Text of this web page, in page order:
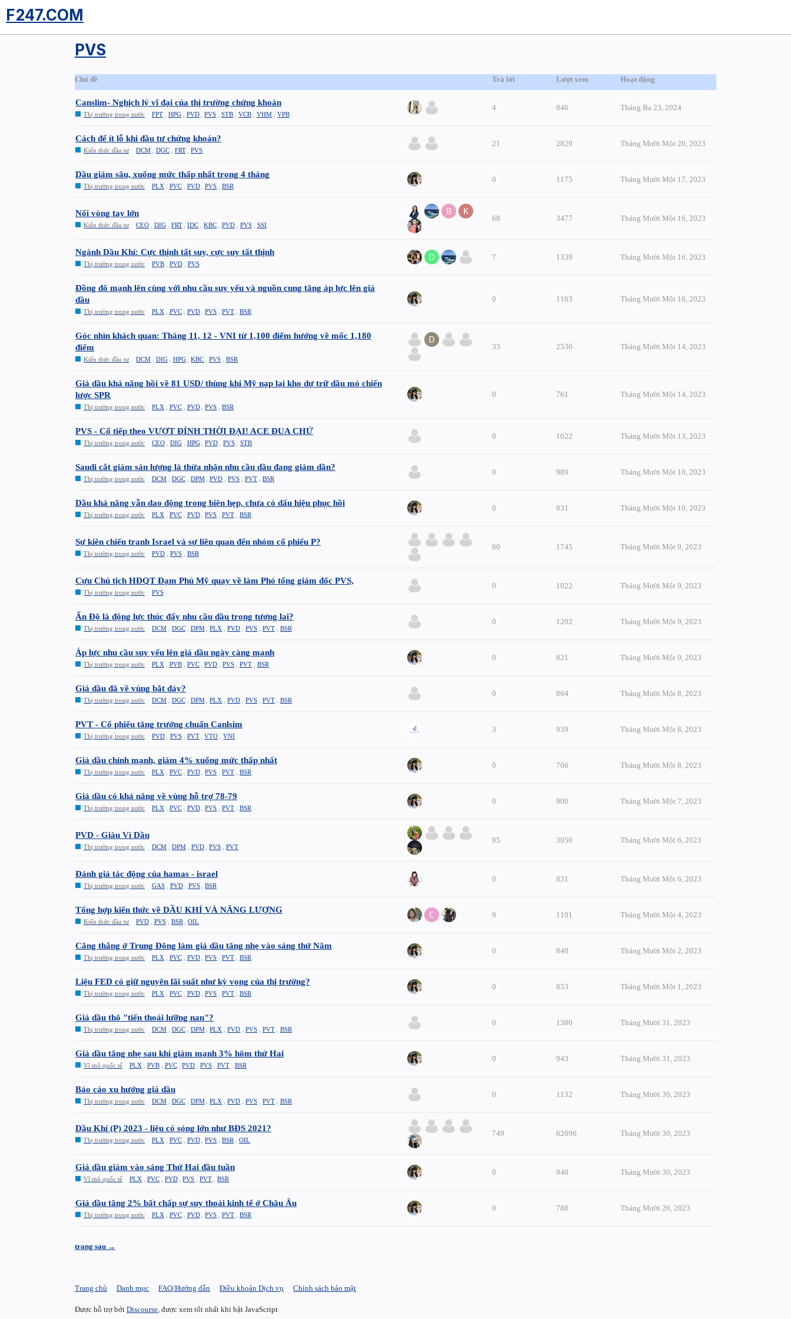
F247.COM
PVS
Chủ đề Trả lời Lượt xem Hoạt động
Canslim- Nghịch lý vĩ đại của thị trường chứng khoán
Thị trường trong nước FPT HPG PVD ,PVS ,STB ,VCB VHM VPB
4 846 Tháng Ba 23, 2024
Cách để ít lỗ khi đầu tư chứng khoán?
Kiến thức đầu tư DCM DGC FRT ,PVS
21 2829 Tháng Mười Một 20, 2023
Dầu giảm sâu, xuống mức thấp nhất trong 4 tháng
Thị trường trong nước PLX PVC PVD ,PVS ,BSR
0 1175 Tháng Mười Một 17, 2023
Nối vòng tay lớn
Kiến thức đầu tư CEO DIG FRT ,IDC ,KBC ,PVD PVS SSI
68 3477 Tháng Mười Một 16, 2023
Ngành Dầu Khí: Cực thịnh tất suy, cực suy tất thịnh
Thị trường trong nước PVB PVD PVS
7 1339 Tháng Mười Một 16, 2023
Đồng đô mạnh lên cùng với nhu cầu suy yếu và nguồn cung tăng áp lực lên giá
dầu
Thị trường trong nước PLX PVC PVD ,PVS ,PVT ,BSR
0 1163 Tháng Mười Một 16, 2023
Góc nhìn khách quan: Tháng 11, 12 - VNI từ 1,100 điểm hướng về mốc 1,180
điểm
Kiến thức đầu tư DCM DIG HPG ,KBC ,PVS ,BSR
33 2530 Tháng Mười Một 14, 2023
Giá dầu khả năng hồi về 81 USD/ thùng khi Mỹ nạp lại kho dự trữ dầu mỏ chiến
lược SPR
Thị trường trong nước PLX PVC PVD ,PVS ,BSR
0 761 Tháng Mười Một 14, 2023
PVS - Cổ tiếp theo VƯỢT ĐỈNH THỜI ĐẠI! ACE ĐUA CHỨ
Thị trường trong nước CEO DIG HPG ,PVD ,PVS ,STB
0 1022 Tháng Mười Một 13, 2023
Saudi cắt giảm sản lượng là thừa nhận nhu cầu dầu đang giảm dần?
Thị trường trong nước DCM DGC DPM ,PVD ,PVS ,PVT BSR
0 989 Tháng Mười Một 10, 2023
Dầu khả năng vẫn dao động trong biên hẹp, chưa có dấu hiệu phục hồi
Thị trường trong nước PLX PVC PVD ,PVS ,PVT ,BSR
0 831 Tháng Mười Một 10, 2023
Sự kiên chiến tranh Israel và sự liên quan đến nhóm cổ phiếu P?
Thị trường trong nước PVD PVS BSR
60 1745 Tháng Mười Một 9, 2023
Cựu Chủ tịch HĐQT Đạm Phú Mỹ quay về làm Phó tổng giám đốc PVS,
Thị trường trong nước PVS
0 1022 Tháng Mười Một 9, 2023
Ấn Độ là động lực thúc đẩy nhu cầu dầu trong tương lai?
Thị trường trong nước DCM DGC DPM ,PLX ,PVD ,PVS PVT BSR
0 1202 Tháng Mười Một 9, 2023
Áp lực nhu cầu suy yếu lên giá dầu ngày càng mạnh
Thị trường trong nước PLX PVB PVC ,PVD ,PVS ,PVT BSR
0 821 Tháng Mười Một 9, 2023
Giá dầu đã về vùng bắt đáy?
Thị trường trong nước DCM DGC DPM ,PLX ,PVD ,PVS PVT BSR
0 864 Tháng Mười Một 8, 2023
PVT - Cổ phiếu tăng trưởng chuẩn Canlsim
Thị trường trong nước PVD PVS PVT ,VTO ,VNI
3 939 Tháng Mười Một 8, 2023
Giá dầu chỉnh mạnh, giảm 4% xuống mức thấp nhất
Thị trường trong nước PLX PVC PVD ,PVS ,PVT ,BSR
0 766 Tháng Mười Một 8, 2023
Giá dầu có khả năng về vùng hỗ trợ 78-79
Thị trường trong nước PLX PVC PVD ,PVS ,PVT ,BSR
0 900 Tháng Mười Một 7, 2023
PVD - Giàu Vì Dầu
Thị trường trong nước DCM DPM PVD ,PVS ,PVT
95 3050 Tháng Mười Một 6, 2023
Đánh giá tác động của hamas - israel
Thị trường trong nước GAS PVD PVS ,BSR
0 831 Tháng Mười Một 6, 2023
Tổng hợp kiến thức về DẦU KHÍ VÀ NĂNG LƯỢNG
Kiến thức đầu tư PVD PVS BSR ,OIL
9 1101 Tháng Mười Một 4, 2023
Căng thẳng ở Trung Đông làm giá dầu tăng nhẹ vào sáng thứ Năm
Thị trường trong nước PLX PVC PVD ,PVS ,PVT ,BSR
0 840 Tháng Mười Một 2, 2023
Liệu FED có giữ nguyên lãi suất như kỳ vọng của thị trường?
Thị trường trong nước PLX PVC PVD ,PVS ,PVT ,BSR
0 853 Tháng Mười Một 1, 2023
Giá dầu thô "tiến thoái lưỡng nan"?
Thị trường trong nước DCM DGC DPM ,PLX ,PVD ,PVS PVT BSR
0 1380 Tháng Mười 31, 2023
Giá dầu tăng nhẹ sau khi giảm mạnh 3% hôm thứ Hai
Vĩ mô quốc tế PLX PVB PVC ,PVD ,PVS ,PVT BSR
0 943 Tháng Mười 31, 2023
Báo cáo xu hướng giá dầu
Thị trường trong nước DCM DGC DPM ,PLX ,PVD ,PVS PVT BSR
0 1132 Tháng Mười 30, 2023
Dầu Khí (P) 2023 - liệu có sóng lớn như BĐS 2021?
Thị trường trong nước PLX PVC PVD ,PVS ,BSR ,OIL
749 62096 Tháng Mười 30, 2023
Giá dầu giảm vào sáng Thứ Hai đầu tuần
Vĩ mô quốc tế PLX PVC PVD ,PVS ,PVT ,BSR
0 940 Tháng Mười 30, 2023
Giá dầu tăng 2% bất chấp sự suy thoái kinh tế ở Châu Âu
Thị trường trong nước PLX PVC PVD ,PVS ,PVT ,BSR
0 788 Tháng Mười 26, 2023
trang sau →
Trang chủ Danh mục FAQ/Hướng dẫn Điều khoản Dịch vụ Chính sách bảo mật
Được hỗ trợ bởi Discourse , được xem tốt nhất khi bật JavaScript